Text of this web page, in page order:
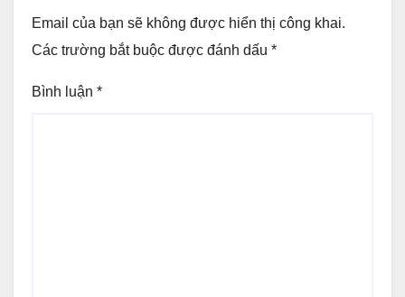
Email của bạn sẽ không được hiển thị công khai.
Các trường bắt buộc được đánh dấu *
Bình luận *